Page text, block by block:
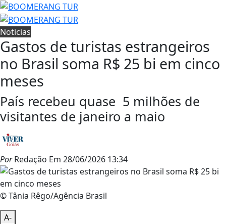
Noticias
Gastos de turistas estrangeiros
no Brasil soma R$ 25 bi em cinco
meses
País recebeu quase 5 milhões de
visitantes de janeiro a maio
PorRedação Em 28/06/2026 13:34
© Tânia Rêgo/Agência Brasil
A-